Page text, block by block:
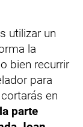
utilizar un
la
bien recurrir
para
en
parte